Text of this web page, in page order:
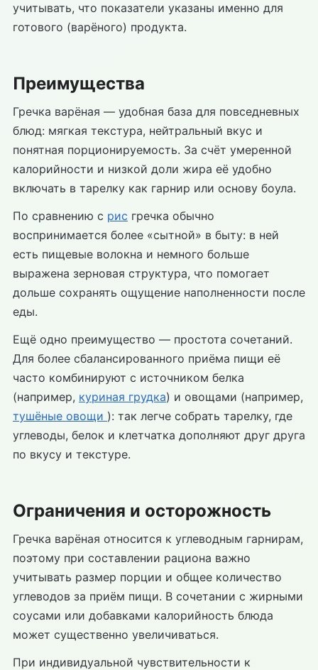
учитывать, что показатели указаны именно для
готового (варёного) продукта.
Преимущества
Гречка варёная — удобная база для повседневных
блюд: мягкая текстура, нейтральный вкус и
понятная порционируемость. За счёт умеренной
калорийности и низкой доли жира её удобно
включать в тарелку как гарнир или основу боула.
По сравнению с рис гречка обычно
воспринимается более «сытной» в быту: в ней
есть пищевые волокна и немного больше
выражена зерновая структура, что помогает
дольше сохранять ощущение наполненности после
еды.
Ещё одно преимущество — простота сочетаний.
Для более сбалансированного приёма пищи её
часто комбинируют с источником белка
(например, куриная грудка) и овощами (например,
тушёные овощи ): так легче собрать тарелку, где
углеводы, белок и клетчатка дополняют друг друга
по вкусу и текстуре.
Ограничения и осторожность
Гречка варёная относится к углеводным гарнирам,
поэтому при составлении рациона важно
учитывать размер порции и общее количество
углеводов за приём пищи. В сочетании с жирными
соусами или добавками калорийность блюда
может существенно увеличиваться.
При индивидуальной чувствительности к